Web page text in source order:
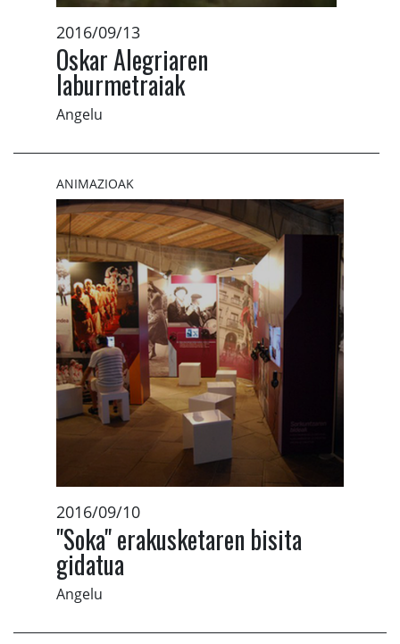
2016/09/13
Oskar Alegriaren
laburmetraiak
Angelu
ANIMAZIOAK
2016/09/10
"Soka" erakusketaren bisita
gidatua
Angelu